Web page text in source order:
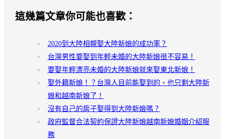
這幾篇文章你可能也喜歡：
2020到大陸相親娶大陸新娘的成功率？
台灣男性要娶到年輕未婚的大陸新娘很不容易！
要娶年輕漂亮未婚的大陸新娘就來娶東北新娘！
娶外籍新娘！？台灣人目前能娶到的，也只剩大陸新
娘和越南新娘了！
沒有自己的房子娶得到大陸新娘嗎？
政府監督合法契約保證大陸新娘越南新娘婚姻介紹服
務